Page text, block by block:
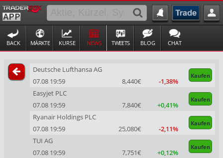
BACK MÄRKTE KURSE NEWS TWEETS BLOG CHAT
Deutsche Lufthansa AG
Kaufen
07.08 19:59 8,440€
-1,38%
Easyjet PLC
Kaufen
07.08 19:59 7,840€
+0,41%
Ryanair Holdings PLC
Kaufen
07.08 19:59 25,080€
-2,11%
TUI AG
Kaufen
07.08 19:59 7,751€ +0,12%